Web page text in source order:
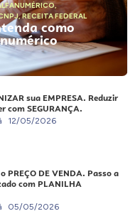
,
,RECEITA FEDERAL
como
sua EMPRESA. Reduzir
com SEGURANÇA.
12/05/2026
PREÇO DE VENDA. Passo a
com PLANILHA
05/05/2026